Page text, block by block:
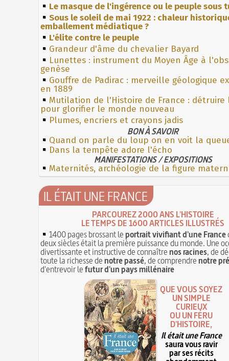
Le masque de l'ingérence ou le peuple sous
Sous le soleil de mai 1922 : chaleur
emballement médiatique ?
L'élite contre le peuple
Grandeur d'âme du chevalier Bayard
Lunettes : instrument du Moyen Âge à
genèse
Gouffre de Padirac : merveille géologique
en 1889
Mutilation de l'Histoire de France : détruire
pour glorifier le monde nouveau
Plumes, encriers et crayons jadis
BON À SAVOIR
Quand on parle du loup on en voit la
Dans la tempête adore l'écho
MANIFESTATIONS / EXPOSITIONS
Maternités, archéologie de la figure
IL ÉTAIT UNE FRANCE
PARCOUREZ 2000 ANS L'HISTOIRE
LE TEMPS DE 1600 ARTICLES ILLUSTRÉS
1400 pages brossant leportrait vivifiant d'une France
deux siècles était la première puissance du monde. Une
divertissante et instructive de connaîtrenos racines, de
toute la richesse denotre passé, de comprendrenotre
d'entrevoir lefutur d'un pays millénaire
QUE VOUS SOYEZ
UN SIMPLE
CURIEUX
OU UN FÉRU
D'HISTOIRE,
Il était une France
saura vous ravir
par ses récits